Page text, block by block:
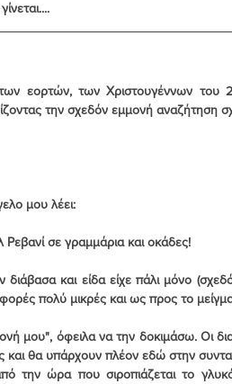
εορτών, των Χριστουγέννων
την σχεδόν εμμονή αναζήτηση
μου λέει:
σε γραμμάρια και οκάδες!
διάβασα και είδα είχε πάλι μόνο
πολύ μικρές και ως προς το
μου", όφειλα να την δοκιμάσω. Οι
και θα υπάρχουν πλέον εδώ στην
την ώρα που σιροπιάζεται το